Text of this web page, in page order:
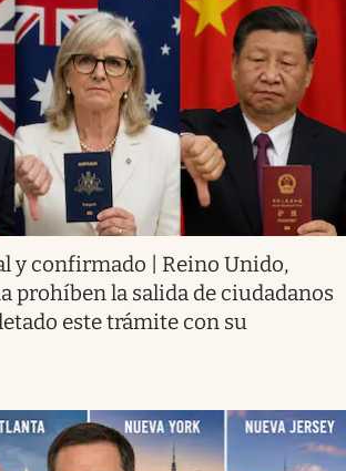
y confirmado | Reino Unido,
prohíben la salida de ciudadanos
este trámite con su